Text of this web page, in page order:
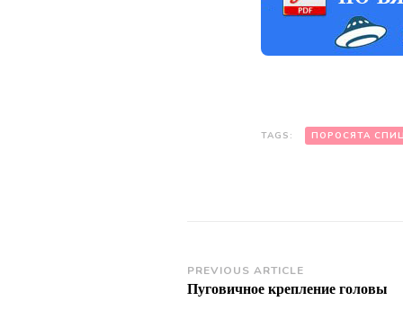
TAGS: ПОРОСЯТА
Post
Navigation
PREVIOUS ARTICLE
Пуговичное крепление головы